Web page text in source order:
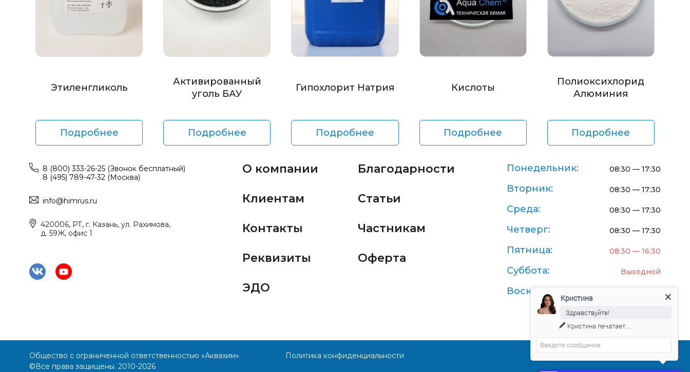
Этиленгликоль
Подробнее
Активированный
уголь БАУ
Подробнее
Гипохлорит Натрия
Подробнее
Кислоты
Подробнее
Полиоксихлорид
Алюминия
Подробнее
8 (800) 333-26-25 (Звонок бесплатный)
8 (495) 789-47-32 (Москва)
info@himrus.ru
420006, РТ, г. Казань, ул. Рахимова,
д. 59Ж, офис 1
О компании
Клиентам
Контакты
Реквизиты
ЭДО
Благодарности
Статьи
Частникам
Оферта
Понедельник: 08:30 — 17:30
Вторник: 08:30 — 17:30
Среда: 08:30 — 17:30
Четверг: 08:30 — 17:30
Пятница: 08:30 — 16:30
Суббота: Выходной
Воскресенье:
Общество с ограниченной ответственностью «Аквахим»
©Все права защищены. 2010-2026
Политика конфиденциальности
Кристина
Здравствуйте!
Кристина печатает...